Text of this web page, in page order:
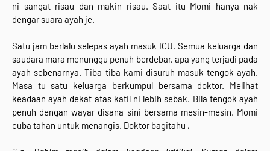
ni sangat risau dan makin risau. Saat itu Momi hanya nak
dengar suara ayah je.
Satu jam berlalu selepas ayah masuk ICU. Semua keluarga dan
saudara mara menunggu penuh berdebar, apa yang terjadi pada
ayah sebenarnya. Tiba-tiba kami disuruh masuk tengok ayah.
Masa tu satu keluarga berkumpul bersama doktor. Melihat
keadaan ayah dekat atas katil ni lebih sebak. Bila tengok ayah
penuh dengan wayar disana sini bersama mesin-mesin. Momi
cuba tahan untuk menangis. Doktor bagitahu ,